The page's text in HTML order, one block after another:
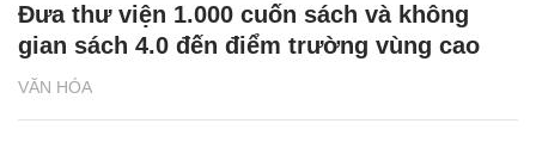
VĂN HÓA
Đưa thư viện 1.000 cuốn sách và không
gian sách 4.0 đến điểm trường vùng cao